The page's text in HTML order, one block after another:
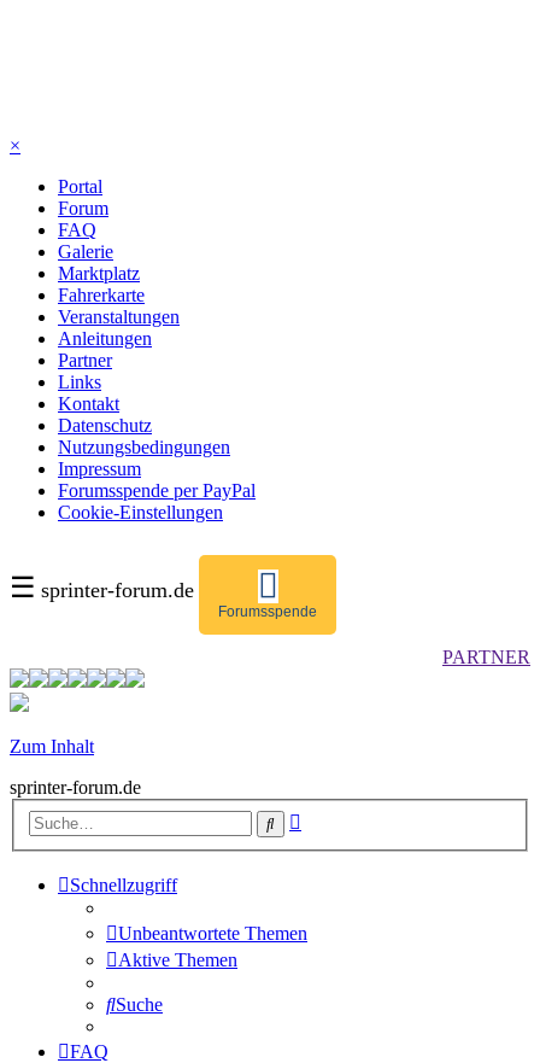
×
Portal
Forum
FAQ
Galerie
Marktplatz
Fahrerkarte
Veranstaltungen
Anleitungen
Partner
Links
Kontakt
Datenschutz
Nutzungsbedingungen
Impressum
Forumsspende per PayPal
Cookie-Einstellungen
☰ sprinter-forum.de
Forumsspende
PARTNER
Zum Inhalt
sprinter-forum.de
Suche
Schnellzugriff
Unbeantwortete Themen
Aktive Themen
Suche
FAQ